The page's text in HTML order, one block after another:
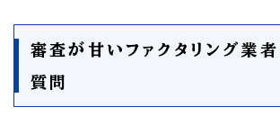
審査が甘いファクタリング業者
質問